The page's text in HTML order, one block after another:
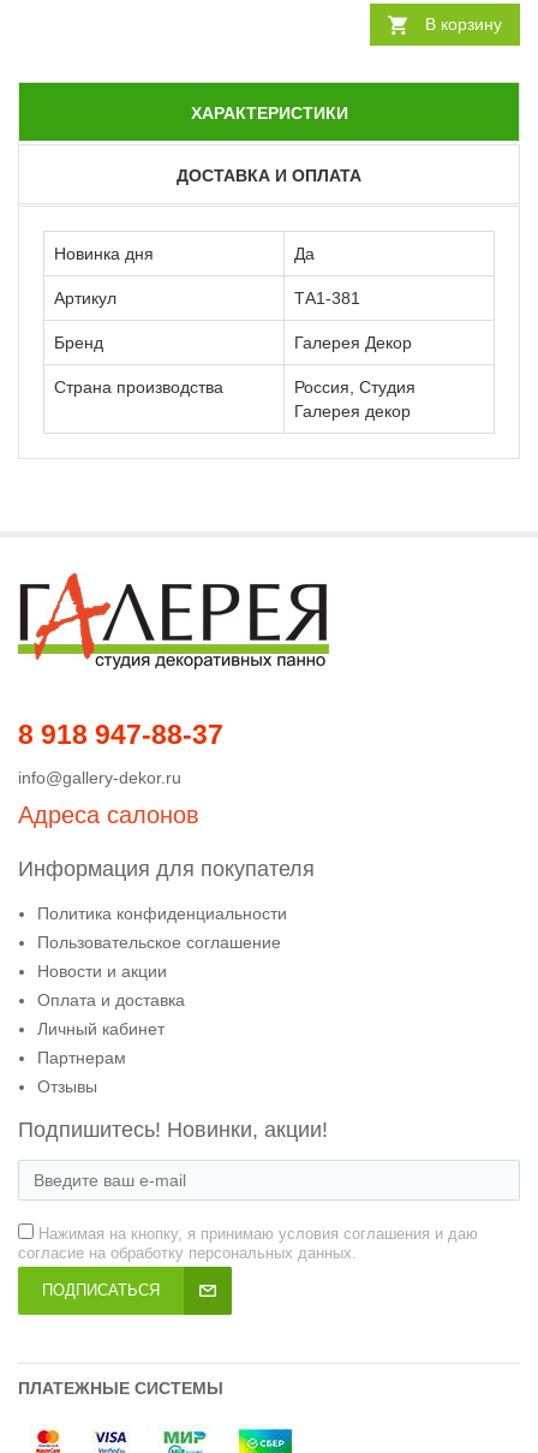
В корзину
ХАРАКТЕРИСТИКИ
ДОСТАВКА И ОПЛАТА
Новинка дня Да
Артикул ТА1-381
Бренд Галерея Декор
Страна производства
Россия, Студия
Галерея декор
8 918 947-88-37
info@gallery-dekor.ru
Адреса салонов
Информация для покупателя
Политика конфиденциальности
Пользовательское соглашение
Новости и акции
Оплата и доставка
Личный кабинет
Партнерам
Отзывы
Подпишитесь! Новинки, акции!
Нажимая на кнопку, я принимаю условия соглашения и даю
согласие на обработку персональных данных.
ПОДПИСАТЬСЯ
ПЛАТЕЖНЫЕ СИСТЕМЫ